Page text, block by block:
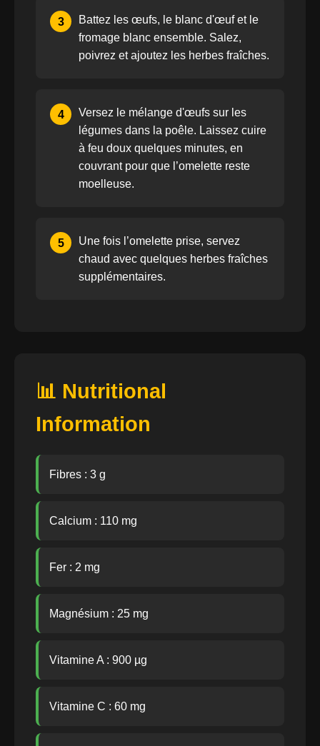
3
Battez les œufs, le blanc d'œuf et le
fromage blanc ensemble. Salez,
poivrez et ajoutez les herbes fraîches.
4
Versez le mélange d'œufs sur les
légumes dans la poêle. Laissez cuire
à feu doux quelques minutes, en
couvrant pour que l’omelette reste
moelleuse.
5
Une fois l’omelette prise, servez
chaud avec quelques herbes fraîches
supplémentaires.
📊 Nutritional
Information
Fibres : 3 g
Calcium : 110 mg
Fer : 2 mg
Magnésium : 25 mg
Vitamine A : 900 µg
Vitamine C : 60 mg